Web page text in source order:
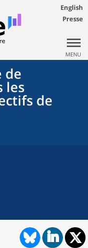
English
Presse
MENU
de
les
de